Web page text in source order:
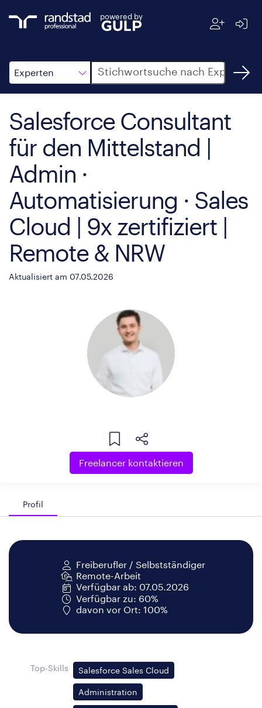
powered by
Experten
Suche
Salesforce Consultant
für den Mittelstand |
Admin ·
Automatisierung · Sales
Cloud | 9x zertifiziert |
Remote & NRW
Aktualisiert am 07.05.2026
Freelancer kontaktieren
Profil
Freiberufler / Selbstständiger
Remote-Arbeit
Verfügbar ab: 07.05.2026
Verfügbar zu: 60%
davon vor Ort: 100%
Top-Skills Salesforce Sales Cloud
Administration